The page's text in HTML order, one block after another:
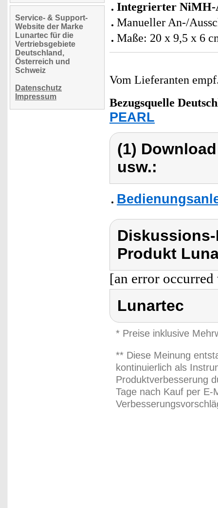
Service- & Support-
Website der Marke
Lunartec für die
Vertriebsgebiete
Deutschland,
Österreich und
Schweiz
Datenschutz
Impressum
Integrierter NiMH-
Manueller An-/
Maße: 20 x 9,5 x 6
Vom Lieferanten
Bezugsquelle
PEARL
(1)
usw.:
Produkt
[an error
Lunartec
* Preise inklusive
** Diese Meinung
kontinuierlich als
Produktverbesserung
Tage nach Kauf per E-